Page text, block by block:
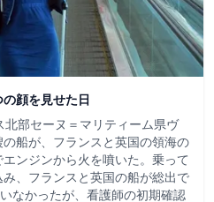
顔を見せた日
部セーヌ＝マリティーム県ヴ
船が、フランスと英国の領海の
ンジンから火を噴いた。乗って
、フランスと英国の船が総出で
なかったが、看護師の初期確認